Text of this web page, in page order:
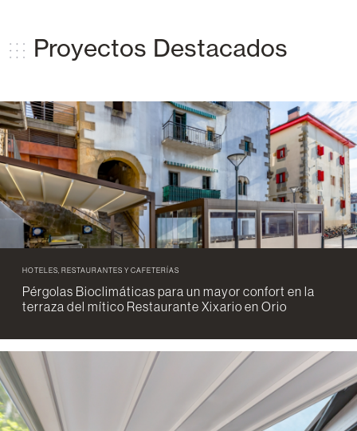
Proyectos Destacados
HOTELES, RESTAURANTES Y CAFETERÍAS
Pérgolas Bioclimáticas para un mayor confort en la
terraza del mítico Restaurante Xixario en Orio